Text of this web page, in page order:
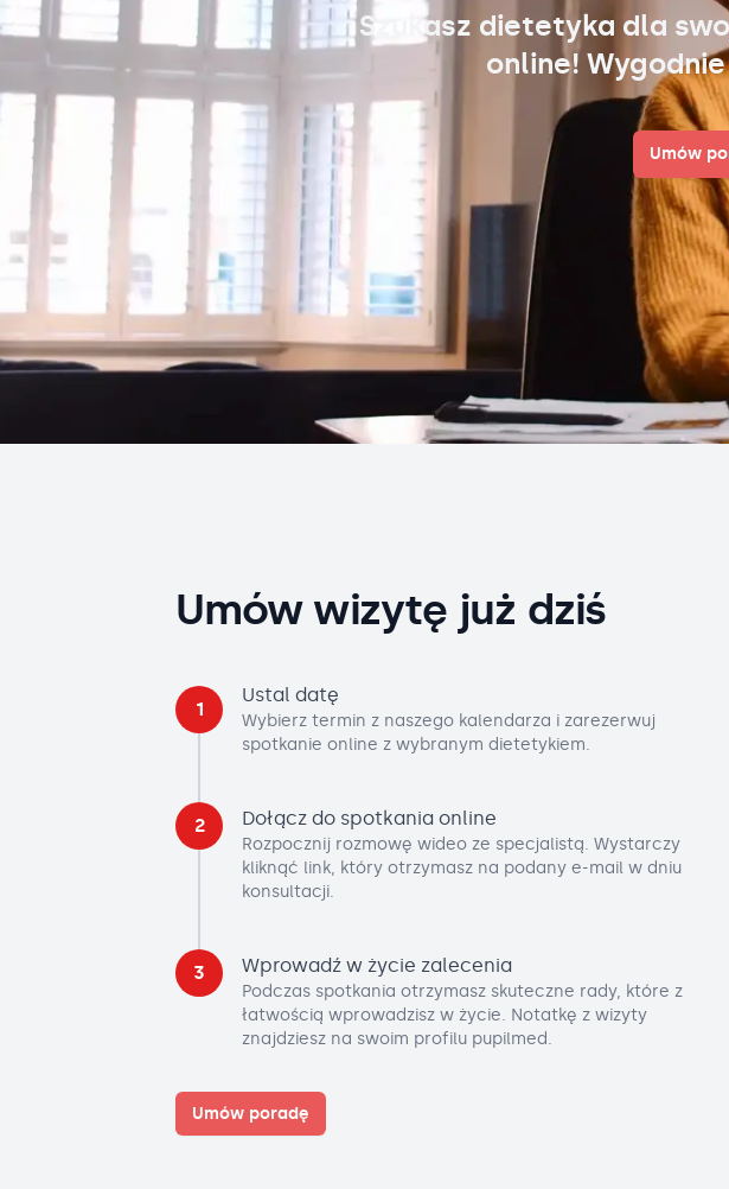
Szukasz dietetyka dla
online!
Umów
Umów wizytę już dziś
1
Ustal datę
Wybierz termin z naszego kalendarza i zarezerwuj
spotkanie online z wybranym dietetykiem.
2 Dołącz do spotkania online
Rozpocznij rozmowę wideo ze specjalistą. Wystarczy
kliknąć link, który otrzymasz na podany e-mail w dniu
konsultacji.
3 Wprowadź w życie zalecenia
Podczas spotkania otrzymasz skuteczne rady, które z
łatwością wprowadzisz w życie. Notatkę z wizyty
znajdziesz na swoim profilu pupilmed.
Umów poradę